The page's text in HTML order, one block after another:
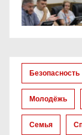
Безопасность
Молодёжь
Семья